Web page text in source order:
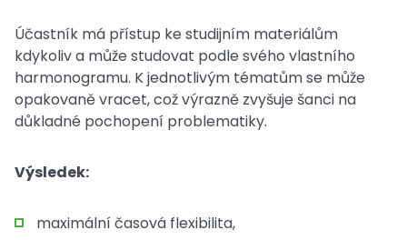
Účastník má přístup ke studijním materiálům
kdykoliv a může studovat podle svého vlastního
harmonogramu. K jednotlivým tématům se může
opakovaně vracet, což výrazně zvyšuje šanci na
důkladné pochopení problematiky.
Výsledek:
maximální časová flexibilita,